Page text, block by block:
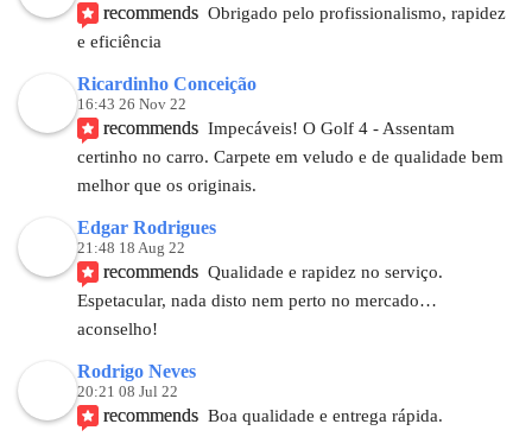
recommends Obrigado pelo profissionalismo, rapidez
e eficiência
Ricardinho Conceição
16:43 26 Nov 22
recommends Impecáveis! O Golf 4 - Assentam
certinho no carro. Carpete em veludo e de qualidade bem
melhor que os originais.
Edgar Rodrigues
21:48 18 Aug 22
recommends Qualidade e rapidez no serviço.
Espetacular, nada disto nem perto no mercado…
aconselho!
Rodrigo Neves
20:21 08 Jul 22
recommends Boa qualidade e entrega rápida.